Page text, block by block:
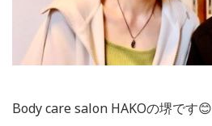
Body care salon HAKOの堺です😊